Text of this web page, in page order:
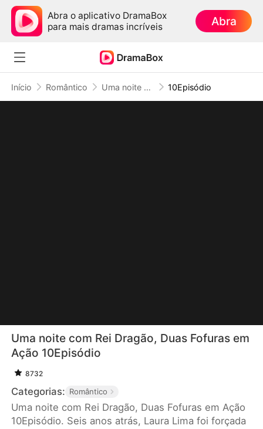
Abra o aplicativo DramaBox
para mais dramas incríveis
Abra
Início Romântico Uma noite com Rei Dragão, Duas Fofuras em Ação 10Episódio
Uma noite com Rei Dragão, Duas Fofuras em
Ação 10Episódio
8732
Categorias: Romântico
Uma noite com Rei Dragão, Duas Fofuras em Ação
10Episódio. Seis anos atrás, Laura Lima foi forçada